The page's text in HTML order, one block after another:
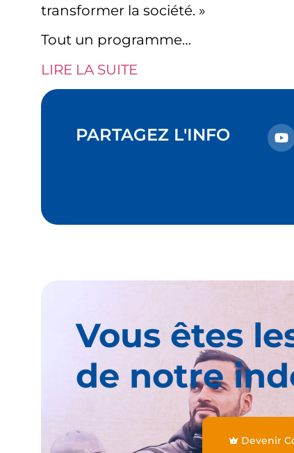
transformer la société. »
Tout un programme…
LIRE LA SUITE
PARTAGEZ L'INFO
Vous êtes
de notre
Devenir